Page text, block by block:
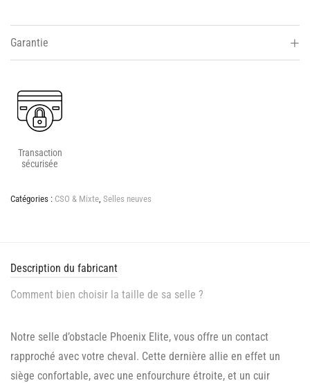
Garantie
Transaction
sécurisée
Catégories : CSO & Mixte, Selles neuves
Description du fabricant
Comment bien choisir la taille de sa selle ?
Notre selle d’obstacle Phoenix Elite, vous offre un contact
rapproché avec votre cheval. Cette dernière allie en effet un
siège confortable, avec une enfourchure étroite, et un cuir